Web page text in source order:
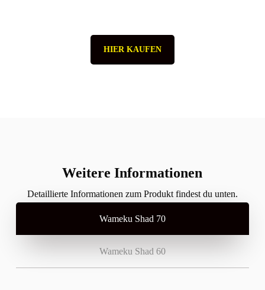
HIER KAUFEN
Weitere Informationen
Detaillierte Informationen zum Produkt findest du unten.
Wameku Shad 70
Wameku Shad 60